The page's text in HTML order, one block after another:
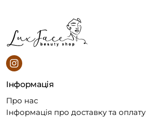
Інформація
Про нас
Інформація про доставку та оплату